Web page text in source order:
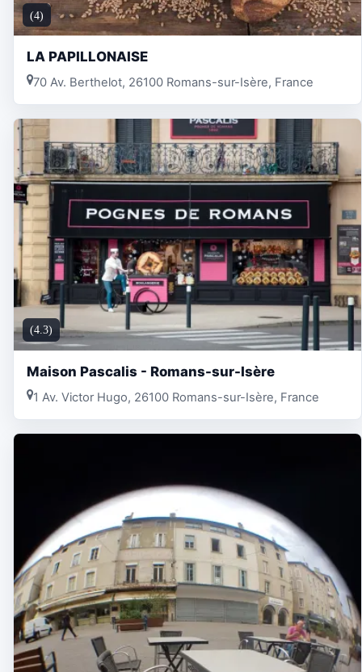
(4)
LA PAPILLONAISE
70 Av. Berthelot, 26100 Romans-sur-Isère, France
(4.3)
Maison Pascalis - Romans-sur-Isère
1 Av. Victor Hugo, 26100 Romans-sur-Isère, France